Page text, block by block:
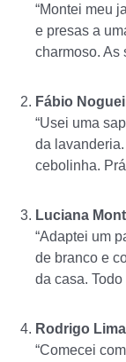
“Montei meu
e presas a
charmoso. As
Fábio
“Usei uma
da
cebolinha.
Luciana
“Adaptei um
de branco e
da casa.
Rodrigo
“Comecei